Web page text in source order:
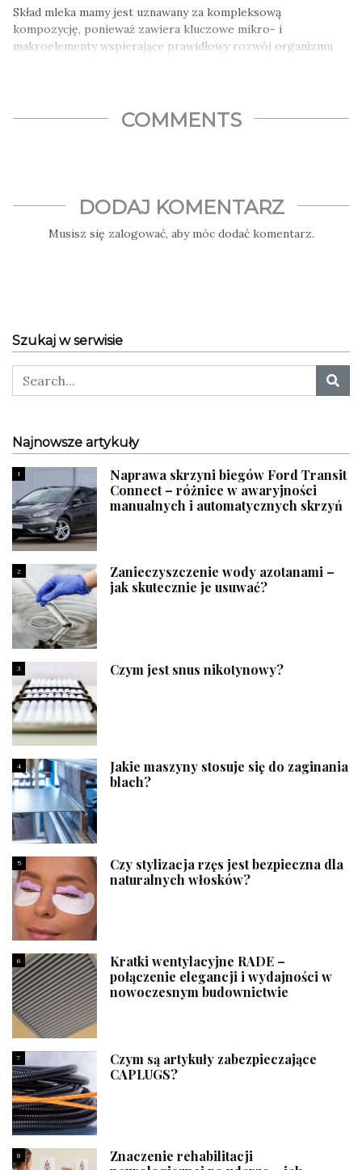
Skład mleka mamy jest uznawany za kompleksową
kompozycję, ponieważ zawiera kluczowe mikro- i
makroelementy wspierające prawidłowy rozwój organizmu
COMMENTS
DODAJ KOMENTARZ
Musisz się zalogować, aby móc dodać komentarz.
Szukaj w serwisie
Najnowsze artykuły
1
Naprawa skrzyni biegów Ford Transit
Connect – różnice w awaryjności
manualnych i automatycznych skrzyń
2
Zanieczyszczenie wody azotanami –
jak skutecznie je usuwać?
3 Czym jest snus nikotynowy?
4
Jakie maszyny stosuje się do zaginania
blach?
5
Czy stylizacja rzęs jest bezpieczna dla
naturalnych włosków?
6
Kratki wentylacyjne RADE –
połączenie elegancji i wydajności w
nowoczesnym budownictwie
7
Czym są artykuły zabezpieczające
CAPLUGS?
8
Znaczenie rehabilitacji